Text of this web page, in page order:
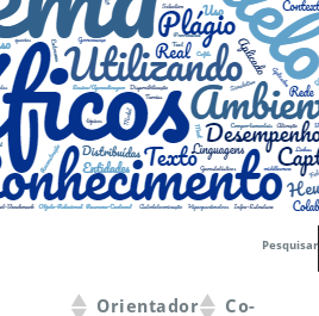
Pesquisar
Orientador
Co-